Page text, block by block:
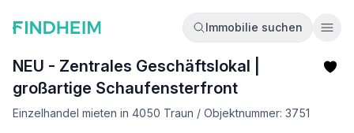
Immobilie suchen
NEU - Zentrales Geschäftslokal |
großartige Schaufensterfront
Einzelhandel mieten in 4050 Traun / Objektnummer: 3751